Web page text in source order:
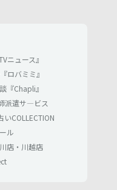
ニュース』
ロバミミ』
『Chapli』
派遣サ―ビス
COLLECTION
ル
店・川越店